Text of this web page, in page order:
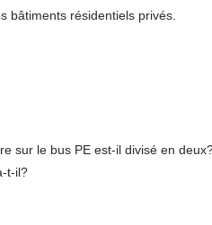
bâtiments résidentiels privés.
sur le bus PE est-il divisé en
t-il?